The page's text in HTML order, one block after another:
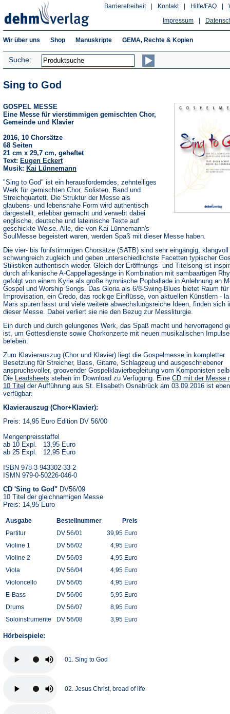
Hilfe/FAQ
Kontakt
Barrierefreiheit
Impressum
Wir über uns Shop Manuskripte GEMA, Rechte & Kopien
Suche:
Sing to God
GOSPEL MESSE
Eine Messe für vierstimmigen gemischten Chor,
Gemeinde und Klavier
2016, 10 Chorsätze
68 Seiten
21 cm x 29,7 cm, geheftet
Text: Eugen Eckert
Musik: Kai Lünnemann
"Sing to God" ist ein herausforderndes, zehnteiliges
Werk für gemischten Chor, Solisten, Band und
Streichquartett. Die Struktur der Messe als
glaubens- und lebensnahe Form wird authentisch
dargestellt, erlebbar gemacht und verwebt dabei
englische, deutsche und lateinische Texte auf
geschickte Weise. Alle, die von Kai Lünnemann's
SoulMesse begeistert waren, werden Spaß mit dieser Messe haben.
Die vier- bis fünfstimmigen Chorsätze (SATB) sind sehr eingängig, klangvoll
schwungreich zugleich und geben unterschiedlichste Facetten typischer
Stilistiken authentisch wieder. Gleich der Eröffnungs- und Titelsong ist
durch afrikanische A-Cappellagesänge in Kombination mit sambaartigen
gefolgt von einem Kyrie als große hymnische Popballade in Anlehnung an
Gospel und Worship Songs. Das Gloria als 6/8-Swing-Blues bietet Raum für
Improvisation, ein Credo, das rockige Einflüsse, von aktuellen Künstlern -
Mars spüren lässt und viele weitere abwechslungsreiche Ideen, finden sich
dieser Messe. Dabei verliert sie nie den Bezug zur Messliturgie.
Ein durch und durch gelungenes Werk, das Spaß macht und hervorragend
ist, um Gottesdienste sowie Chorkonzerte mit neuen musikalischen
beleben.
Zum Klavierauszug (Chor und Klavier) liegt die Gospelmesse in kompletter
Besetzung für Streicher, Bass, Gitarre, Schlagzeug und ausgeschriebener
anspruchsvoller, groovender Gospelklavierbegleitung vom Komponisten
Die Leadsheets (Öffnet
in
Tab)
stehen im Download zu Verfügung. Eine CD mit der Messe
10 Titel der Aufführung aus St. Elisabeth Osnabrück am 03.09.2016 ist
verfügbar.
Klavierauszug (Chor+Klavier):
Preis: 14,95 Euro Edition DV 56/00
Mengenpreisstaffel
ab 10 Expl. 13,95 Euro
ab 25 Expl. 12,95 Euro
ISBN 978-3-943302-33-2
ISMN 979-0-50226-046-0
CD 'Sing to God" DV56/09
10 Titel der gleichnamigen Messe
Preis: 14,95 Euro
Ausgabe Bestellnummer
Preis
Partitur
DV 56/01
39,95 Euro
Violine 1
DV 56/02
4,95 Euro
Violine 2
DV 56/03
4,95 Euro
Viola
DV 56/04
4,95 Euro
Violoncello
DV 56/05
4,95 Euro
E-Bass
DV 56/06
5,95 Euro
Drums
DV 56/07
8,95 Euro
Soloinstrumente
DV 56/08 3,95 Euro
Hörbeispiele:
01. Sing to God
02. Jesus Christ, bread of life